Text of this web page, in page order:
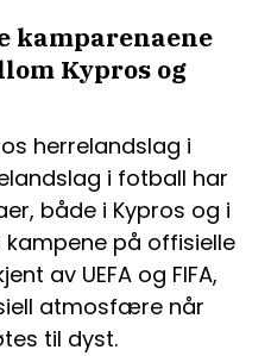
kamparenaene
Kypros og
herrelandslag i
i fotball har
både i Kypros og i
kampene på offisielle
av UEFA og FIFA,
atmosfære når
til dyst.